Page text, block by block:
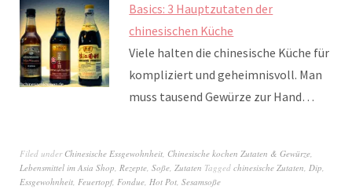
Basics: 3 Hauptzutaten der
chinesischen Küche
Viele halten die chinesische Küche für
kompliziert und geheimnisvoll. Man
muss tausend Gewürze zur Hand…
Filed under Chinesische Essgewohnheit, Chinesische kochen Zutaten & Gewürze,
Lebensmittel im Asia Shop, Rezepte, Soße, Zutaten Tagged chinesische Zutaten, Dip,
Essgewohnheit, Feuertopf, Fondue, Hot Pot, Sesamsoße